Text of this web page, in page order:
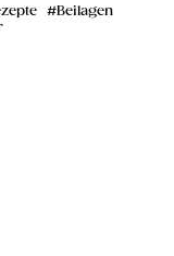
Beilagen